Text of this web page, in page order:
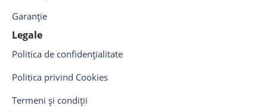
Garanție
Legale
Politica de confidențialitate
Politica privind Cookies
Termeni și condiții